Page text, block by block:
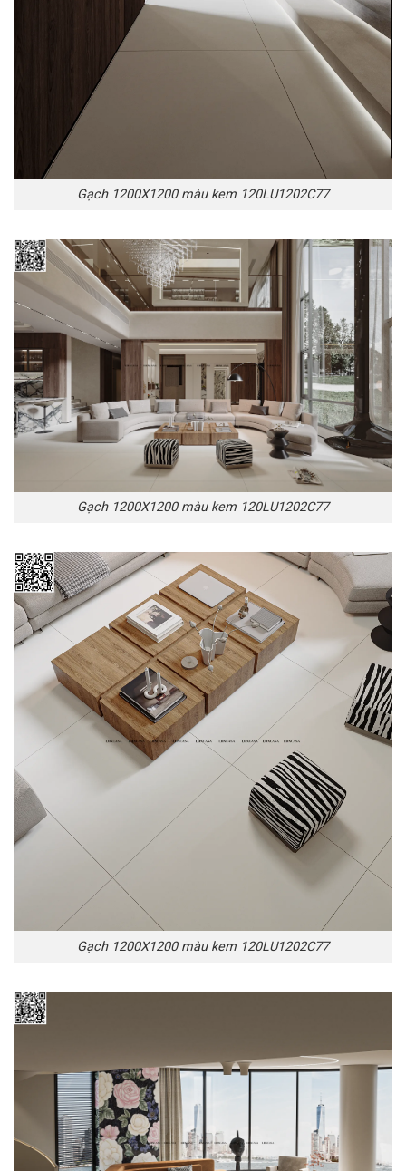
Gạch 1200X1200 màu kem 120LU1202C77
Gạch 1200X1200 màu kem 120LU1202C77
Gạch 1200X1200 màu kem 120LU1202C77